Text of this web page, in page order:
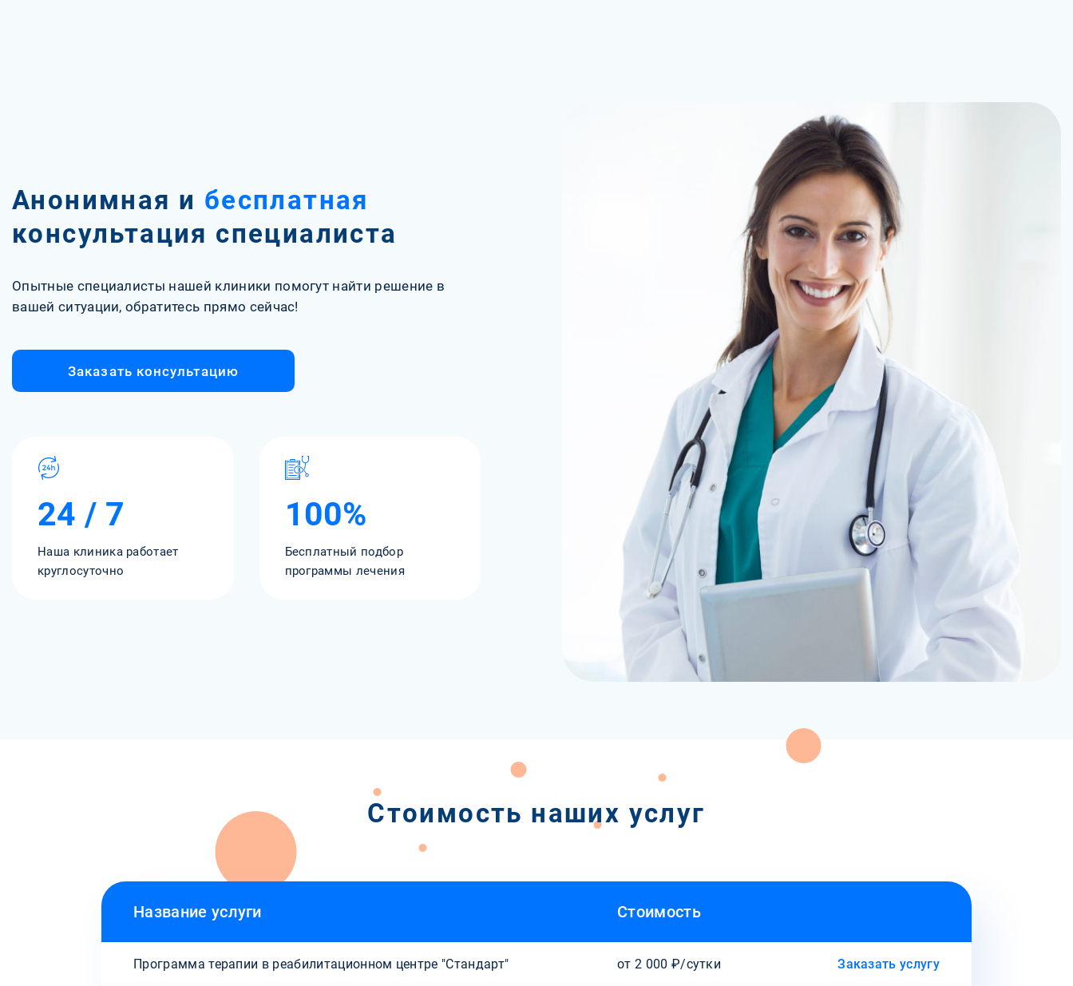
Анонимная и бесплатная
консультация специалиста
Опытные специалисты нашей клиники помогут найти решение в
вашей ситуации, обратитесь прямо сейчас!
Заказать консультацию
24 / 7
Наша клиника работает
круглосуточно
100%
Бесплатный подбор
программы лечения
Стоимость наших услуг
Название услуги Стоимость
Программа терапии в реабилитационном центре "Стандарт" от 2 000 ₽/сутки Заказать услугу